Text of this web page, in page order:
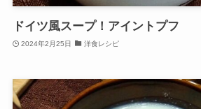
ドイツ風スープ！アイントプフ
2024年2月25日 洋食レシピ